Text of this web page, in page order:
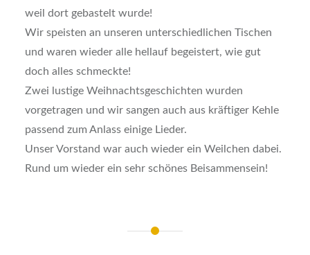
weil dort gebastelt wurde!
Wir speisten an unseren unterschiedlichen Tischen
und waren wieder alle hellauf begeistert, wie gut
doch alles schmeckte!
Zwei lustige Weihnachtsgeschichten wurden
vorgetragen und wir sangen auch aus kräftiger Kehle
passend zum Anlass einige Lieder.
Unser Vorstand war auch wieder ein Weilchen dabei.
Rund um wieder ein sehr schönes Beisammensein!
Beitragsnavigation